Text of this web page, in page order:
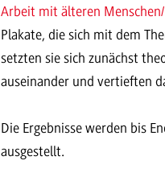
Arbeit mit älteren
Plakate, die sich mit dem
setzten sie sich zunächst
auseinander und vertieften
Die Ergebnisse werden bis
ausgestellt.